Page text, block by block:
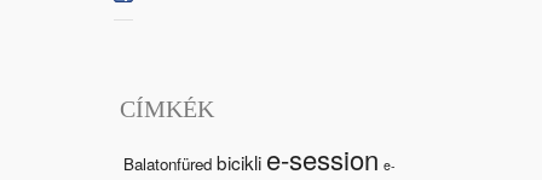
CÍMKÉK
Balatonfüred bicikli e-session e-